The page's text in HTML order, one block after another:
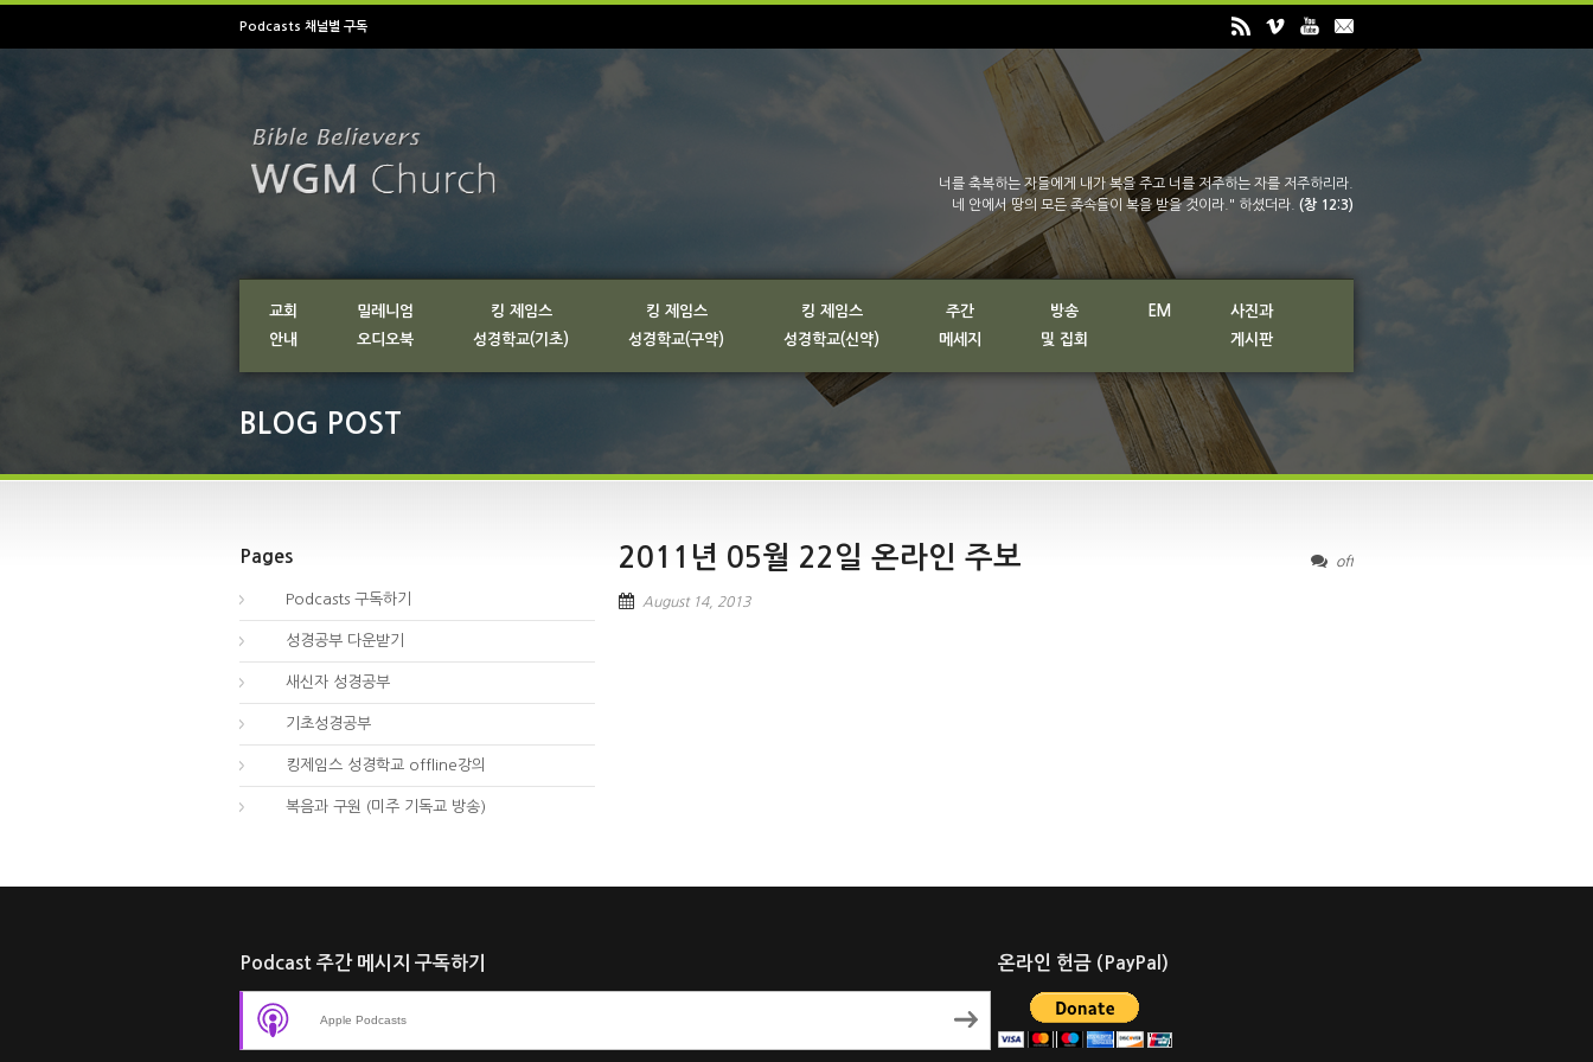
Podcasts 채널별 구독
너를 축복하는 자들에게 내가 복을 주고 너를 저주하는 자를 저주하리라.
네 안에서 땅의 모든 족속들이 복을 받을 것이라." 하셨더라. (창 12:3)
교회
안내
밀레니엄
오디오북
킹 제임스
성경학교(기초)
킹 제임스
성경학교(구약)
킹 제임스
성경학교(신약)
주간
메세지
방송
및 집회
EM
사진과
게시판
BLOG POST
off
2011년 05월 22일 온라인 주보
August 14, 2013
Pages
Podcasts 구독하기
성경공부 다운받기
새신자 성경공부
기초성경공부
킹제임스 성경학교 offline강의
복음과 구원 (미주 기독교 방송)
Podcast 주간 메시지 구독하기
Apple Podcasts
온라인 헌금 (PayPal)